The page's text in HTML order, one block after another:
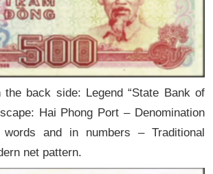
back side: Legend “State Bank of
Hai Phong Port – Denomination
and in numbers – Traditional
net pattern.